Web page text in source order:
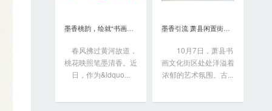
墨香桃韵，绘就“书画之乡”新画卷
春风拂过黄河故道，
桃花映照笔墨清香。近
日，作为&ldquo...
墨香引流 萧县闲置街区变身书画艺术聚落
10月7日，萧县书
画文化街区处处洋溢着
浓郁的艺术氛围。古...